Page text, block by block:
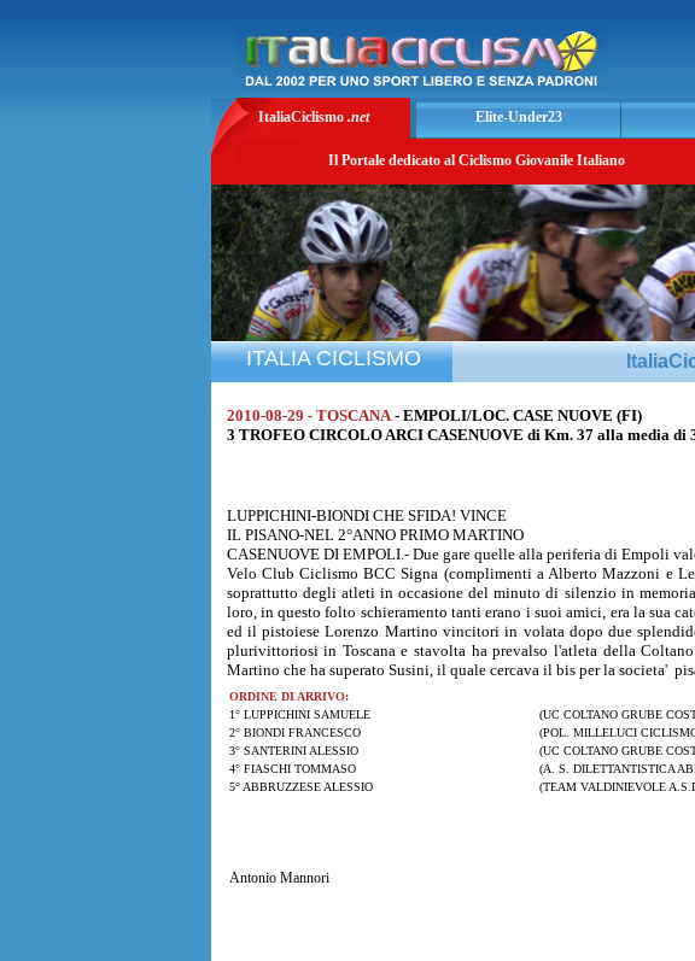
ItaliaCiclismo .net Elite-Under23
Il Portale dedicato al Ciclismo Giovanile Italiano
ITALIA CICLISMO
2010-08-29 - TOSCANA - EMPOLI/LOC. CASE NUOVE (FI)
3 TROFEO CIRCOLO ARCI CASENUOVE di Km. 37 alla media di
LUPPICHINI-BIONDI CHE SFIDA! VINCE
IL PISANO-NEL 2°ANNO PRIMO MARTINO
CASENUOVE DI EMPOLI.- Due gare quelle alla periferia di Empoli
Velo Club Ciclismo BCC Signa (complimenti a Alberto Mazzoni e
soprattutto degli atleti in occasione del minuto di silenzio in
loro, in questo folto schieramento tanti erano i suoi amici, era la sua
ed il pistoiese Lorenzo Martino vincitori in volata dopo due
plurivittoriosi in Toscana e stavolta ha prevalso l'atleta della
Martino che ha superato Susini, il quale cercava il bis per la societa'
ORDINE DI ARRIVO:
1° LUPPICHINI SAMUELE
(UC COLTANO GRUBE
2° BIONDI FRANCESCO
(POL. MILLELUCI
3° SANTERINI ALESSIO
(UC COLTANO GRUBE
4° FIASCHI TOMMASO
(A. S. DILETTANTISTICA
5° ABBRUZZESE ALESSIO
(TEAM VALDINIEVOLE
Antonio Mannori